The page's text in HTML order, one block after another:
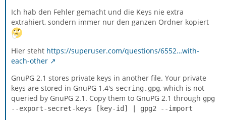
Ich hab den Fehler gemacht und die Keys nie extra
extrahiert, sondern immer nur den ganzen Ordner kopiert
Hier steht https://superuser.com/questions/6552…with-
each-other
GnuPG 2.1 stores private keys in another file. Your private
keys are stored in GnuPG 1.4's secring.gpg, which is not
queried by GnuPG 2.1. Copy them to GnuPG 2.1 through gpg
--export-secret-keys [key-id] | gpg2 --import